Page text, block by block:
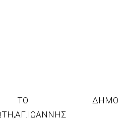
ΤΟ ΔΗΜΟ